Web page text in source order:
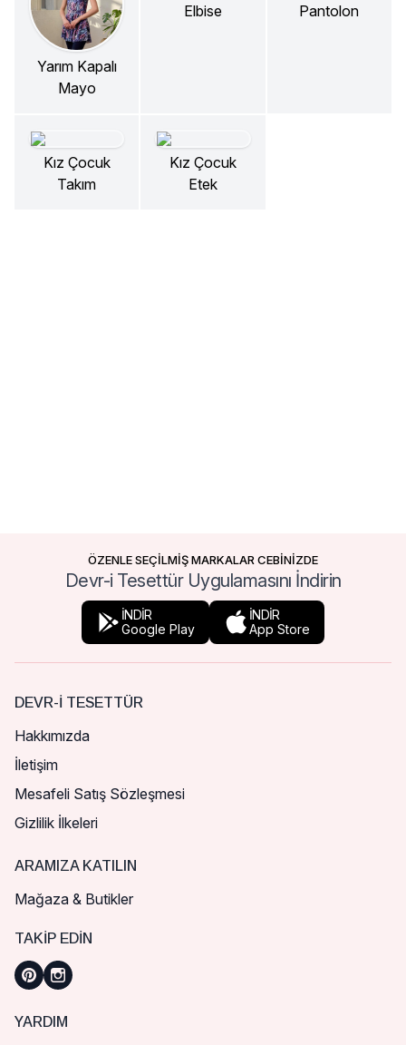
Yarım Kapalı
Mayo
Elbise
Pantolon
Kız Çocuk
Takım
Kız Çocuk
Etek
ÖZENLE SEÇİLMİŞ MARKALAR CEBİNİZDE
Devr-i Tesettür Uygulamasını İndirin
İNDİR
Google Play
İNDİR
App Store
DEVR-I TESETTÜR
Hakkımızda
İletişim
Mesafeli Satış Sözleşmesi
Gizlilik İlkeleri
ARAMIZA KATILIN
Mağaza & Butikler
TAKIP EDIN
YARDIM